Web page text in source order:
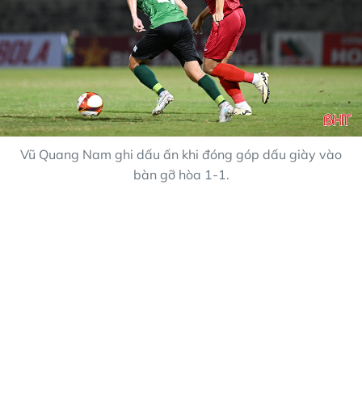
Vũ Quang Nam ghi dấu ấn khi đóng góp dấu giày vào
bàn gỡ hòa 1-1.